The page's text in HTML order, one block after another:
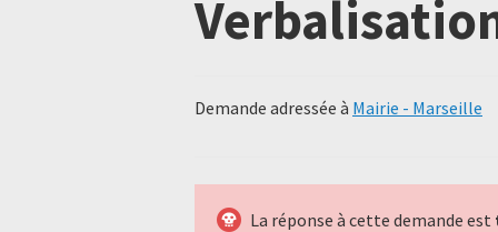
Demande adressée à Mairie - Marseille
La réponse à cette demande est